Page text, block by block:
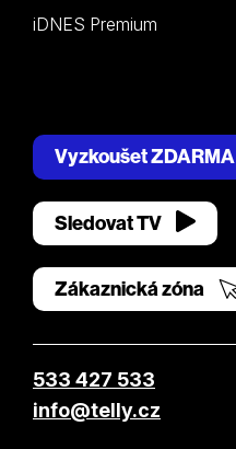
iDNES Premium
Vyzkoušet ZDARMA
Sledovat TV
Zákaznická zóna
533 427 533
info@telly.cz